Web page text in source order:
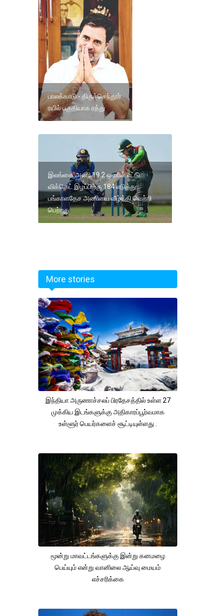
பாலக்காடு - திருச்செந்தூர்
ரயில் பகுதியாக ரத்து
இலங்கை அணி 19.2 ஒவரில் எட்டு
விக்கெட் இழப்பிற்கு 184 எடுத்து
பங்காளதேச அணியை வீழ்த்தி வெற்றி
பெற்றது
More stories
இந்தியா அருணாச்சலப் பிரதேசத்தில் உள்ள 27
முக்கிய இடங்களுக்கு அதிகாரப்பூர்வமாக
உள்ளூர் பெயர்களைச் சூட்டியுள்ளது .
மூன்று மாவட்டங்களுக்கு இன்று கனமழை
பெய்யும் என்று வானிலை ஆய்வு மையம்
எச்சரிக்கை